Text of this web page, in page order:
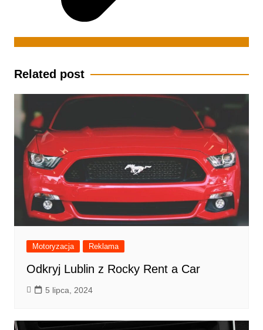
Related post
Motoryzacja Reklama
Odkryj Lublin z Rocky Rent a Car
5 lipca, 2024